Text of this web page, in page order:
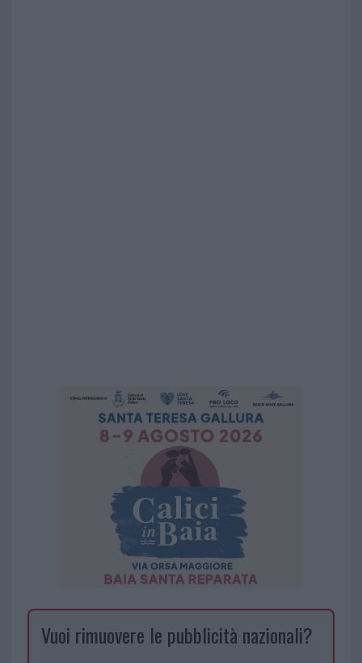
Vuoi rimuovere le pubblicità nazionali?